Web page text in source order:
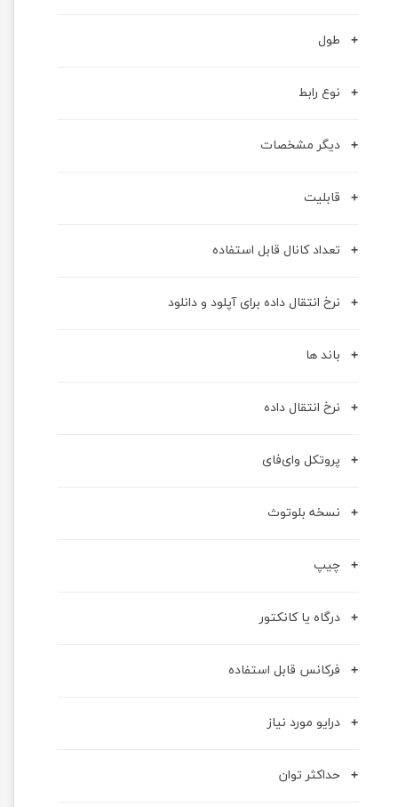
طول
نوع رابط
دیگر مشخصات
قابلیت
تعداد کانال قابل استفاده
نرخ انتقال داده برای آپلود و دانلود
باند ها
نرخ انتقال داده
پروتکل وای‌فای
نسخه بلوتوث
چیپ
درگاه یا کانکتور
فرکانس قابل استفاده
درایو مورد نیاز
حداکثر توان